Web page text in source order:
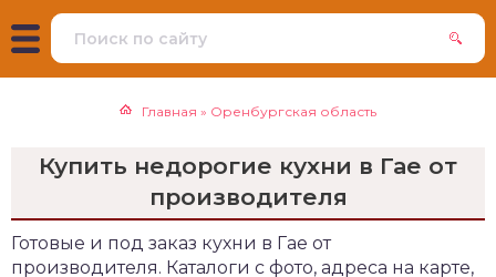
Главная » Оренбургская область
Купить недорогие кухни в Гае от
производителя
Готовые и под заказ кухни в Гае от
производителя. Каталоги с фото, адреса на карте,